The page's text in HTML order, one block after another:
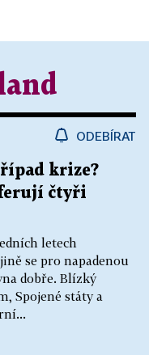
ODEBÍRAT
krize?
čtyři
letech
se pro napadenou
dobře. Blízký
Spojené státy a